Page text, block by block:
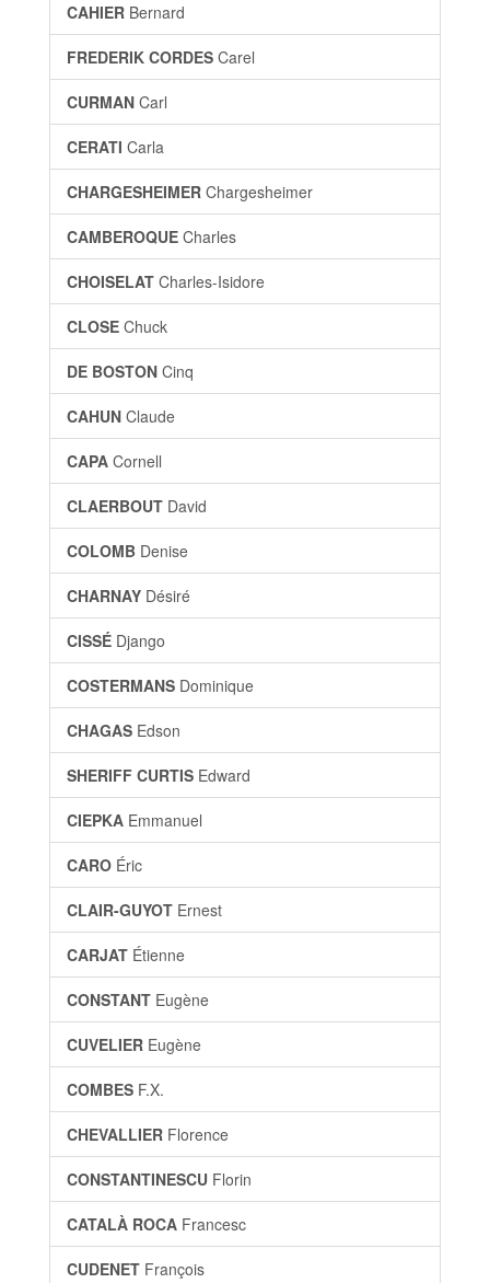
CAHIER Bernard
FREDERIK CORDES Carel
CURMAN Carl
CERATI Carla
CHARGESHEIMER Chargesheimer
CAMBEROQUE Charles
CHOISELAT Charles-Isidore
CLOSE Chuck
DE BOSTON Cinq
CAHUN Claude
CAPA Cornell
CLAERBOUT David
COLOMB Denise
CHARNAY Désiré
CISSÉ Django
COSTERMANS Dominique
CHAGAS Edson
SHERIFF CURTIS Edward
CIEPKA Emmanuel
CARO Éric
CLAIR-GUYOT Ernest
CARJAT Étienne
CONSTANT Eugène
CUVELIER Eugène
COMBES F.X.
CHEVALLIER Florence
CONSTANTINESCU Florin
CATALÀ ROCA Francesc
CUDENET François